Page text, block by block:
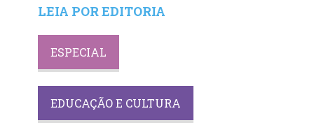
LEIA POR EDITORIA
EDUCAÇÃO E CULTURA
ESPECIAL